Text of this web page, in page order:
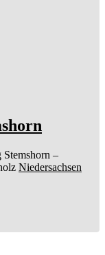
–
Niedersachsen